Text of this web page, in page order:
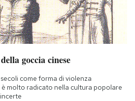
goccia cinese
come forma di violenza
è molto radicato nella cultura popolare